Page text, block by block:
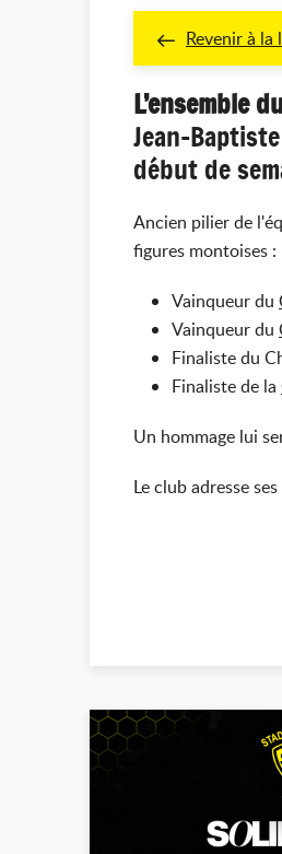
Revenir à la
L’ensemble
Jean-
début de
Ancien pilier de
figures montoises :
Vainqueur du
Vainqueur du
Finaliste du
Finaliste de la
Un hommage lui
Le club adresse